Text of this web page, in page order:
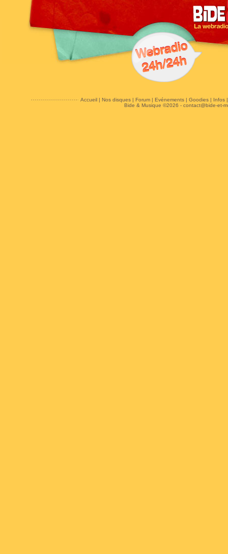
Accueil| Nos disques| Forum| Evénements| Goodies| Infos
Bide & Musique ©2026 - contact@bide-et-